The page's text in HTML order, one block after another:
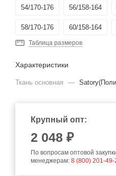
54/170-176 56/158-164
58/170-176 60/158-164
64-66/158-164 64-66/170-176
Таблица размеров
Характеристики
Ткань основная —
Крупный опт:
2 048 ₽
По вопросам оптовой
менеджерам: 8 (800) 201-49-